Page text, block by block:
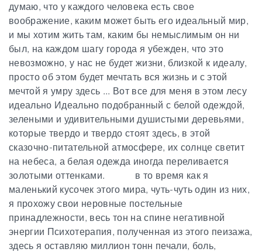
думаю, что у каждого человека есть свое
воображение, каким может быть его идеальный мир,
и мы хотим жить там, каким бы немыслимым он ни
был, на каждом шагу города я убежден, что это
невозможно, у нас не будет жизни, близкой к идеалу,
просто об этом будет мечтать вся жизнь и с этой
мечтой я умру здесь ... Вот все для меня в этом лесу
идеально Идеально подобранный с белой одеждой,
зелеными и удивительными душистыми деревьями,
которые твердо и твердо стоят здесь, в этой
сказочно-питательной атмосфере, их солнце светит
на небеса, а белая одежда иногда переливается
золотыми оттенками. в то время как я
маленький кусочек этого мира, чуть-чуть один из них,
я прохожу свои неровные постельные
принадлежности, весь тон на спине негативной
энергии Психотерапия, полученная из этого пеизажа,
здесь я оставляю миллион тонн печали, боль,